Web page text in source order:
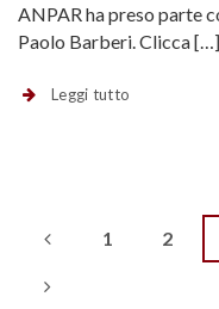
ANPAR ha preso parte
Paolo Barberi. Clicca […]
Leggi tutto
Navigazione
articoli
1 2